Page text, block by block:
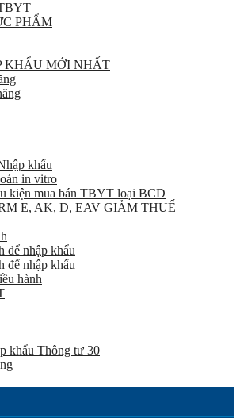
PHẨM
KHẨU MỚI NHẤT
khẩu
in vitro
kiện mua bán TBYT loại BCD
E, AK, D, EAV GIẢM THUẾ
để nhập khẩu
để nhập khẩu
hành
khẩu Thông tư 30